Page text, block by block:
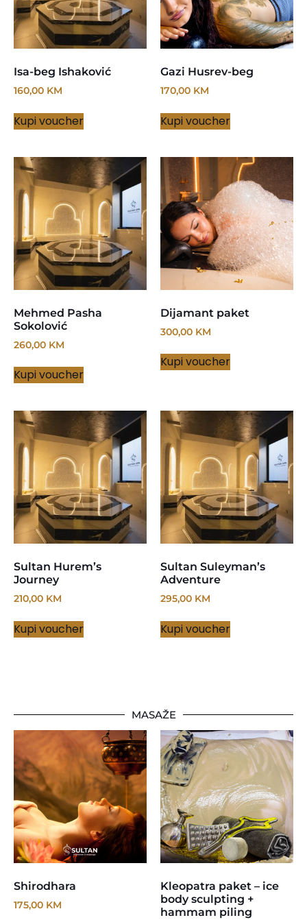
Isa-beg Ishaković
160,00 KM
Kupi voucher
Gazi Husrev-beg
170,00 KM
Kupi voucher
Mehmed Pasha
Sokolović
260,00 KM
Kupi voucher
Dijamant paket
300,00 KM
Kupi voucher
Sultan Hurem’s
Journey
210,00 KM
Kupi voucher
Sultan Suleyman’s
Adventure
295,00 KM
Kupi voucher
MASAŽE
Shirodhara
175,00 KM
Kleopatra paket – ice
body sculpting +
hammam piling